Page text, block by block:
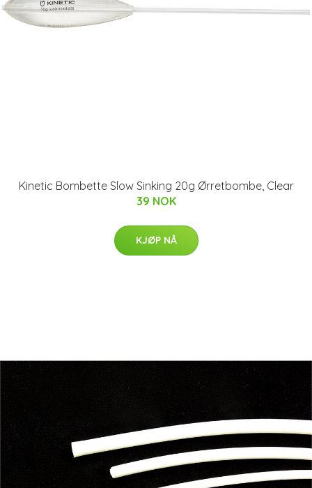
Kinetic Bombette Slow Sinking 20g Ørretbombe, Clear
39 NOK
KJØP NÅ